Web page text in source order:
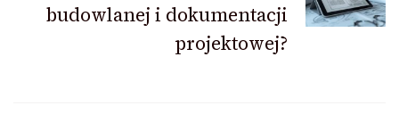
budowlanej i dokumentacji
projektowej?